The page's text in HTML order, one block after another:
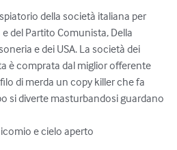
della società italiana per
del Partito Comunista, Della
e dei USA. La società dei
è comprata dal miglior offerente
di merda un copy killer che fa
si diverte masturbandosi guardano
e cielo aperto